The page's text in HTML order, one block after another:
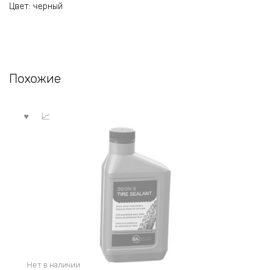
Цвет: черный
Похожие
Нет в наличии